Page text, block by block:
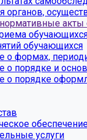
органов,
акты
обучающихся
о формах,
о порядке и
о порядке
услуги